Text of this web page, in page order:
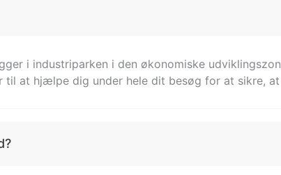
i industriparken i den økonomiske
at hjælpe dig under hele dit besøg for at sikre,